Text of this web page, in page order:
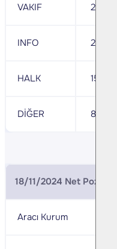
VAKIF 28,247
INFO 20,003
HALK 15,495
DİĞER 85,732
18/11/2024 Net
Aracı Kurum